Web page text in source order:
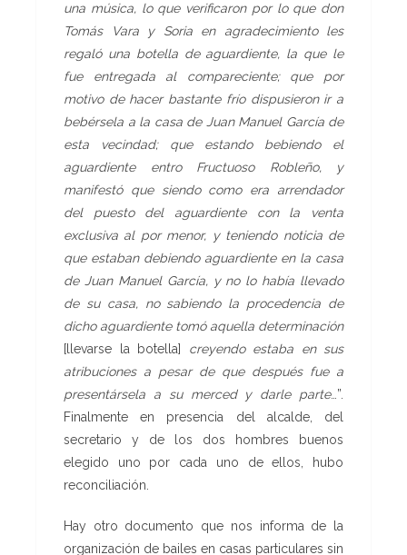
una música, lo que verificaron por lo que don
Tomás Vara y Soria en agradecimiento les
regaló una botella de aguardiente, la que le
fue entregada al compareciente; que por
motivo de hacer bastante frío dispusieron ir a
bebérsela a la casa de Juan Manuel García de
esta vecindad; que estando bebiendo el
aguardiente entro Fructuoso Robleño, y
manifestó que siendo como era arrendador
del puesto del aguardiente con la venta
exclusiva al por menor, y teniendo noticia de
que estaban debiendo aguardiente en la casa
de Juan Manuel García, y no lo había llevado
de su casa, no sabiendo la procedencia de
dicho aguardiente tomó aquella determinación
[llevarse la botella] creyendo estaba en sus
atribuciones a pesar de que después fue a
presentársela a su merced y darle parte…”.
Finalmente en presencia del alcalde, del
secretario y de los dos hombres buenos
elegido uno por cada uno de ellos, hubo
reconciliación.
Hay otro documento que nos informa de la
organización de bailes en casas particulares sin